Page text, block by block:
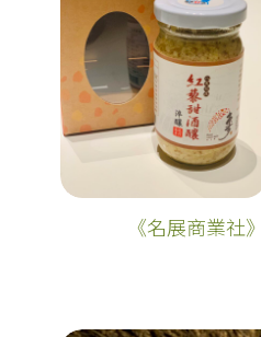
《名展商業社